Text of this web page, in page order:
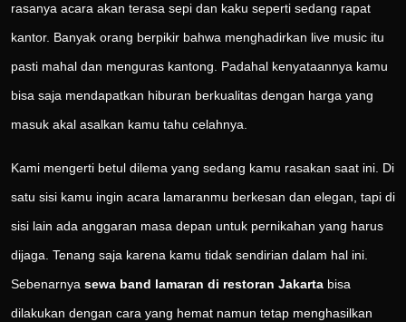
rasanya acara akan terasa sepi dan kaku seperti sedang rapat
kantor. Banyak orang berpikir bahwa menghadirkan live music itu
pasti mahal dan menguras kantong. Padahal kenyataannya kamu
bisa saja mendapatkan hiburan berkualitas dengan harga yang
masuk akal asalkan kamu tahu celahnya.
Kami mengerti betul dilema yang sedang kamu rasakan saat ini. Di
satu sisi kamu ingin acara lamaranmu berkesan dan elegan, tapi di
sisi lain ada anggaran masa depan untuk pernikahan yang harus
dijaga. Tenang saja karena kamu tidak sendirian dalam hal ini.
Sebenarnya sewa band lamaran di restoran Jakarta bisa
dilakukan dengan cara yang hemat namun tetap menghasilkan